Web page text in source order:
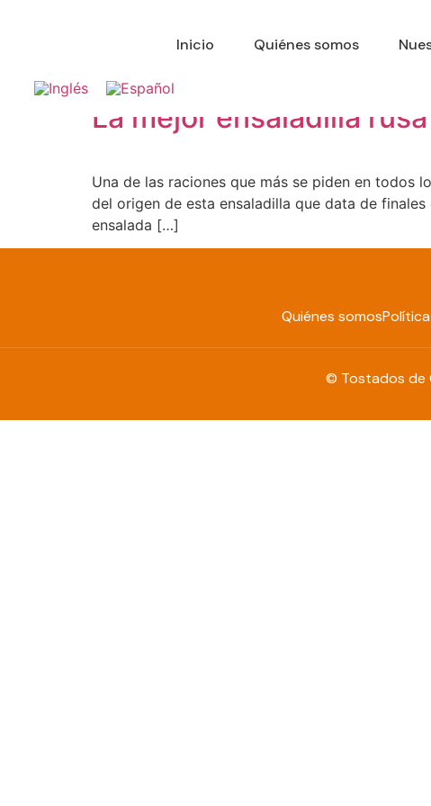
Inicio Quiénes somos
Mes:septiembre
La mejor ensaladilla
Una de las raciones que más se piden en todos
del origen de esta ensaladilla que data de
ensalada […]
Quiénes somos
© Tostados de